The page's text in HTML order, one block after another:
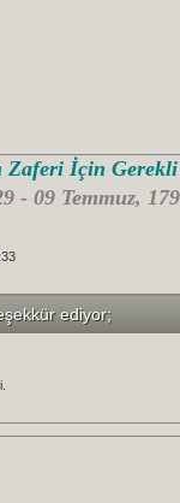
Zaferi İçin
- 09 Temmuz,
ediyor;